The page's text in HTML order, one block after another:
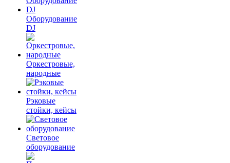
Оборудование
DJ
Оркестровые,
народные
Рэковые
стойки, кейсы
Световое
оборудование